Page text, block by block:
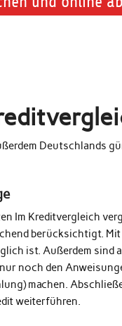
Deutschlands
Im Kreditvergleich
berücksichtigt.
ist. Außerdem sind
noch den
machen.
weiterführen.